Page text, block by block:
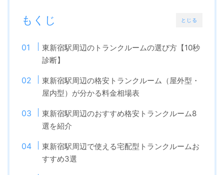
とじる
もくじ
東新宿駅周辺のトランクルームの選び方【10秒
診断】
東新宿駅周辺の格安トランクルーム（屋外型・
屋内型）が分かる料金相場表
東新宿駅周辺のおすすめ格安トランクルーム8
選を紹介
東新宿駅周辺で使える宅配型トランクルームお
すすめ3選